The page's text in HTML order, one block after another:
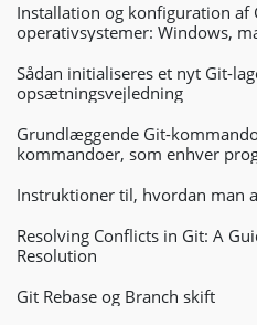
Installation og konfiguration af
operativsystemer: Windows,
Sådan initialiseres et nyt Git-
opsætningsvejledning
Grundlæggende Git-
kommandoer, som enhver
Instruktioner til, hvordan man
Resolving Conflicts in Git: A
Resolution
Git Rebase og Branch skift